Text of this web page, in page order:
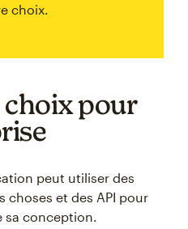
choix.
choix pour
peut utiliser des
choses et des API pour
sa conception.